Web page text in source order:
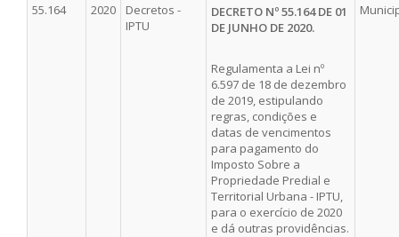
55.164 2020
Decretos -
IPTU
DECRETO Nº 55.164 DE 01
DE JUNHO DE 2020.
Regulamenta a Lei nº
6.597 de 18 de dezembro
de 2019, estipulando
regras, condições e
datas de vencimentos
para pagamento do
Imposto Sobre a
Propriedade Predial e
Territorial Urbana - IPTU,
para o exercício de 2020
e dá outras providências.